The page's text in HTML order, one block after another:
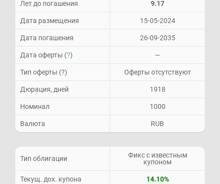
Лет до погашения 9.17
Дата размещения 15-05-2024
Дата погашения 26-09-2035
Дата оферты (?) —
Тип оферты (?) Оферты отсутствуют
Дюрация, дней 1918
Номинал 1000
Валюта RUB
Тип облигации
Фикс с известным
купоном
Текущ. дох. купона 14.10%